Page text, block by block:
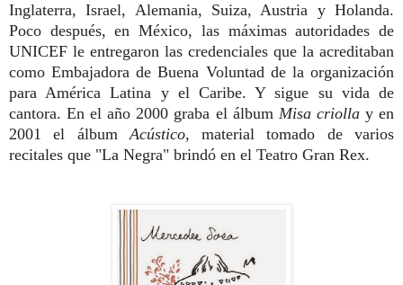
Inglaterra, Israel, Alemania, Suiza, Austria y Holanda.
Poco después, en México, las máximas autoridades de
UNICEF le entregaron las credenciales que la acreditaban
como Embajadora de Buena Voluntad de la organización
para América Latina y el Caribe. Y sigue su vida de
cantora. En el año 2000 graba el álbum Misa criollay en
2001 el álbumAcústico, material tomado de varios
recitales que "La Negra" brindó en el Teatro Gran Rex.